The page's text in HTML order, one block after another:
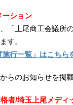
ーション
「上尾商工会議所
す。
行一覧」はこちら
らのお知らせを掲載
者/埼玉上尾メディ